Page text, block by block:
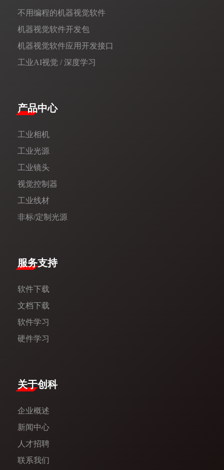
不用编程的机器视觉软件
机器视觉软件开发包
机器视觉软件应用开发接口
工业AI视觉 / 深度学习
产品中心
工业相机
工业光源
工业镜头
视觉控制器
工业线材
非标/定制光源
服务支持
软件下载
文档下载
软件学习
硬件学习
​关于创科​
企业概述
新闻中心​
人才招聘
联系我们